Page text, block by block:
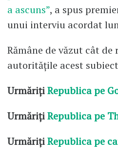
a ascuns”, a spus
unui interviu acordat
Rămâne de văzut cât
autoritățile acest
UrmărițiRepublica pe
UrmărițiRepublica pe
UrmărițiRepublica pe